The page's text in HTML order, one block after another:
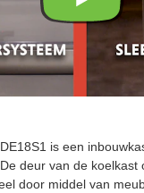
is een
deur van de koelkast
door middel van